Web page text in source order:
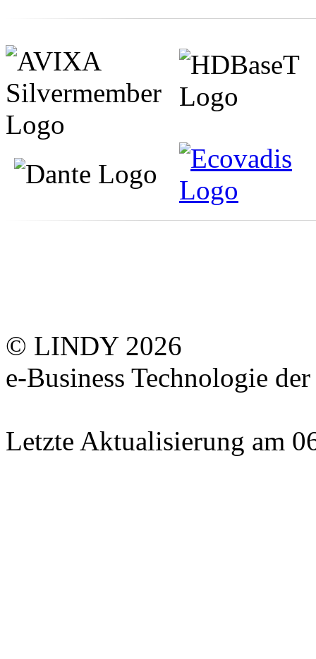
© LINDY 2026
e-Business Technologie
Letzte Aktualisierung am